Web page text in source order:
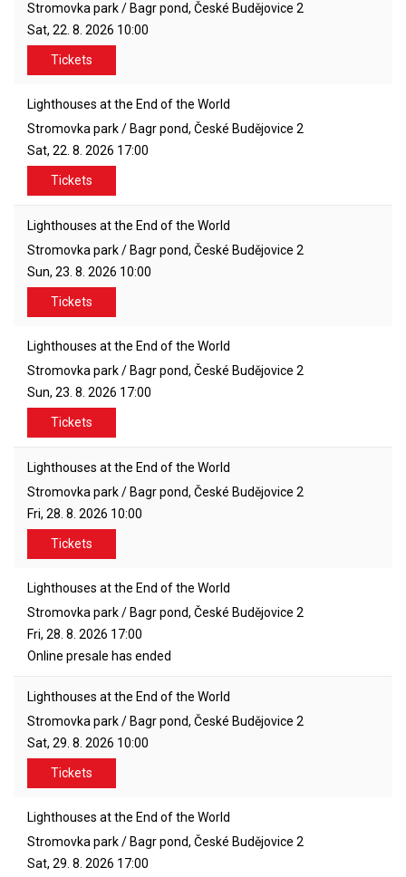
Stromovka park / Bagr pond, České Budějovice 2
Sat, 22. 8. 2026 10:00
Tickets
Lighthouses at the End of the World
Stromovka park / Bagr pond, České Budějovice 2
Sat, 22. 8. 2026 17:00
Tickets
Lighthouses at the End of the World
Stromovka park / Bagr pond, České Budějovice 2
Sun, 23. 8. 2026 10:00
Tickets
Lighthouses at the End of the World
Stromovka park / Bagr pond, České Budějovice 2
Sun, 23. 8. 2026 17:00
Tickets
Lighthouses at the End of the World
Stromovka park / Bagr pond, České Budějovice 2
Fri, 28. 8. 2026 10:00
Tickets
Lighthouses at the End of the World
Stromovka park / Bagr pond, České Budějovice 2
Fri, 28. 8. 2026 17:00
Online presale has ended
Lighthouses at the End of the World
Stromovka park / Bagr pond, České Budějovice 2
Sat, 29. 8. 2026 10:00
Tickets
Lighthouses at the End of the World
Stromovka park / Bagr pond, České Budějovice 2
Sat, 29. 8. 2026 17:00